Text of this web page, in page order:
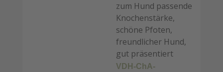
zum Hund passende
Knochenstärke,
schöne Pfoten,
freundlicher Hund,
gut präsentiert
VDH-ChA-